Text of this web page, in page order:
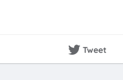
Tweet